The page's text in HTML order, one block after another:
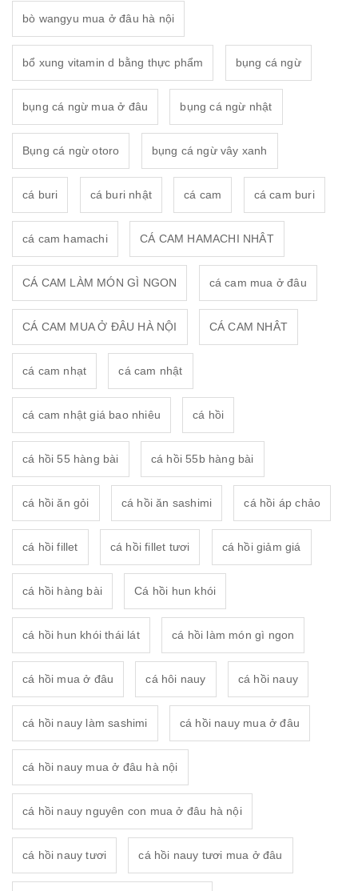
bò wangyu mua ở đâu hà nội
bổ xung vitamin d bằng thực phẩm bụng cá ngừ
bụng cá ngừ mua ở đâu bụng cá ngừ nhật
Bụng cá ngừ otoro bụng cá ngừ vây xanh
cá buri cá buri nhật cá cam cá cam buri
cá cam hamachi CÁ CAM HAMACHI NHÂT
CÁ CAM LÀM MÓN GÌ NGON cá cam mua ở đâu
CÁ CAM MUA Ở ĐÂU HÀ NỘI CÁ CAM NHÂT
cá cam nhạt cá cam nhật
cá cam nhật giá bao nhiêu cá hồi
cá hồi 55 hàng bài cá hồi 55b hàng bài
cá hồi ăn gỏi cá hồi ăn sashimi cá hồi áp chảo
cá hồi fillet cá hồi fillet tươi cá hồi giảm giá
cá hồi hàng bài Cá hồi hun khói
cá hồi hun khói thái lát cá hồi làm món gì ngon
cá hồi mua ở đâu cá hôi nauy cá hồi nauy
cá hồi nauy làm sashimi cá hồi nauy mua ở đâu
cá hồi nauy mua ở đâu hà nội
cá hồi nauy nguyên con mua ở đâu hà nội
cá hồi nauy tươi cá hồi nauy tươi mua ở đâu